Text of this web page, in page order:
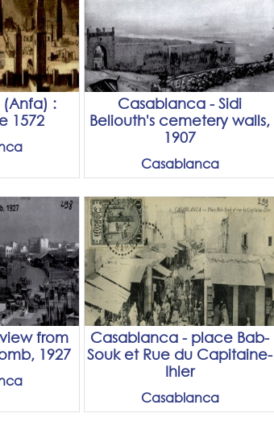
:
1572
Casablanca - Sidi
Beliouth's cemetery walls,
1907
Casablanca
from
1927
Casablanca - place Bab-
Souk et Rue du Capitaine-
Ihler
Casablanca